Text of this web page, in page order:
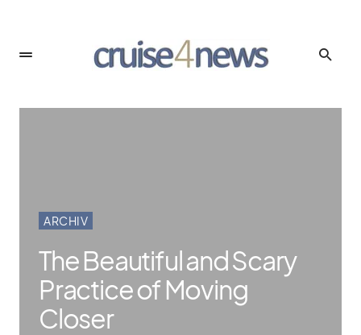
ARCHIV
The Beautiful and Scary
Practice of Moving
Closer